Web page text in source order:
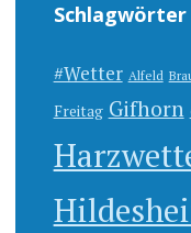
Schlagwörter
#Wetter Alfeld
Freitag Gifhorn